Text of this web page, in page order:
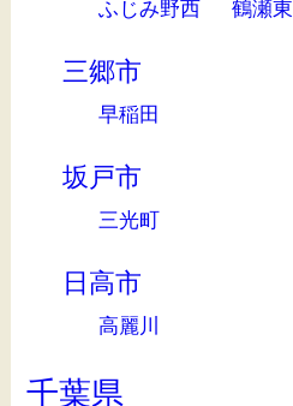
ふじみ野西 鶴瀬東
三郷市
早稲田
坂戸市
三光町
日高市
高麗川
千葉県